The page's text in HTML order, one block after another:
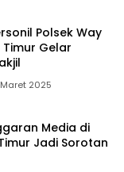
Polsek Way
Timur Gelar
2025
Media di
Jadi Sorotan